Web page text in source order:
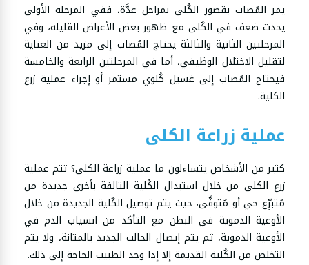
يمر المُصاب بقصور الكُلى بمراحل عدَّة، ففي المرحلة الأولى
يحدث ضعف في الكُلى مع ظهور بعض الأعراض القليلة، وفي
المرحلتين الثانية والثالثة يحتاج المُصاب إلى مزيد من العناية
لتقليل الاختلال الوظيفي، أما في المرحلتين الرابعة والخامسة
فيحتاج المُصاب إلى غسيل كُلوي مستمر أو إجراء عملية زرع
الكلية.
عملية زراعة الكلى
كثير من الأشخاص يتساءلون ما عملية زراعة الكلى؟ تتم عملية
زرع الكلى من خلال استبدال الكُلية التالفة بأخرى جديدة من
مُتبرِّع حي أو مُتوفَّى، حيث يتم توصيل الكُلية الجديدة من خلال
الأوعية الدموية في البطن مع التأكد من انسياب الدم في
الأوعية الدموية، ثم يتم إيصال الحالب الجديد بالمثانة، ولا يتم
التخلص من الكُلية القديمة إلا إذا وجد الطبيب الحاجة إلى ذلك.